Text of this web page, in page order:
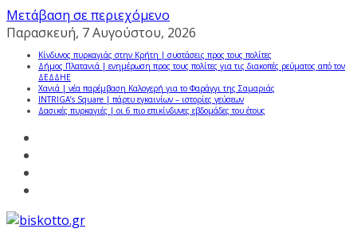
Μετάβαση σε περιεχόμενο
Παρασκευή, 7 Αυγούστου, 2026
Κίνδυνος πυρκαγιάς στην Κρήτη | συστάσεις προς τους πολίτες
Δήμος Πλατανιά | ενημέρωση προς τους πολίτες για τις διακοπές ρεύματος από τον
ΔΕΔΔΗΕ
Χανιά | νέα παρέμβαση Καλογερή για το Φαράγγι της Σαμαριάς
INTRIGA’s Square | πάρτυ εγκαινίων – ιστορίες γεύσεων
Δασικές πυρκαγιές | οι 6 πιο επικίνδυνες εβδομάδες του έτους